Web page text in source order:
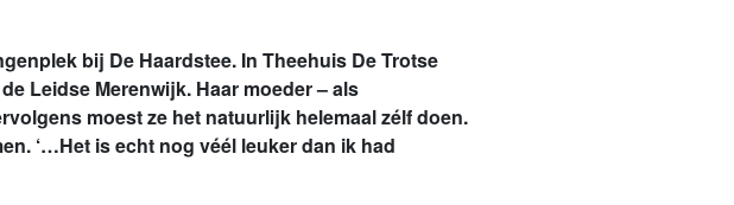
bij De Haardstee. In Theehuis De Trotse
Leidse Merenwijk. Haar moeder – als
moest ze het natuurlijk helemaal zélf doen.
‘…Het is echt nog véél leuker dan ik had